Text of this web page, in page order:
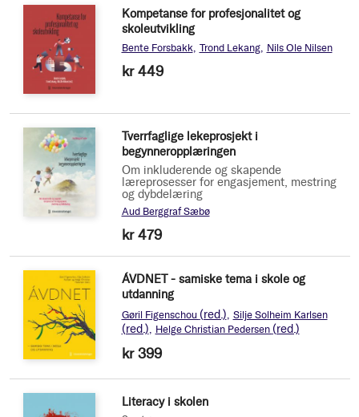
Kompetanse for profesjonalitet og
skoleutvikling
Bente Forsbakk Trond Lekang Nils Ole Nilsen
kr 449
Tverrfaglige lekeprosjekt i
begynneropplæringen
Om inkluderende og skapende
læreprosesser for engasjement, mestring
og dybdelæring
Aud Berggraf Sæbø
kr 479
ÁVDNET - samiske tema i skole og
utdanning
Gøril Figenschou (red.) Silje Solheim Karlsen
(red.) Helge Christian Pedersen (red.)
kr 399
Literacy i skolen